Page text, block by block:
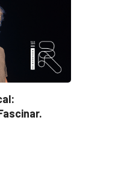
MARKETING LOCAL
entre
fórmula que